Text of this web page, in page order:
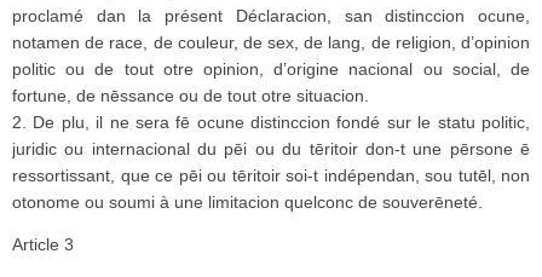
proclamé dan la présent Déclaracion, san distinccion ocune,
notamen de race, de couleur, de sex, de lang, de religion, d’opinion
politic ou de tout otre opinion, d’origine nacional ou social, de
fortune, de nēssance ou de tout otre situacion.
2. De plu, il ne sera fē ocune distinccion fondé sur le statu politic,
juridic ou internacional du pēi ou du tēritoir don-t une pērsone ē
ressortissant, que ce pēi ou tēritoir soi-t indépendan, sou tutēl, non
otonome ou soumi à une limitacion quelconc de souverēneté.
Article 3